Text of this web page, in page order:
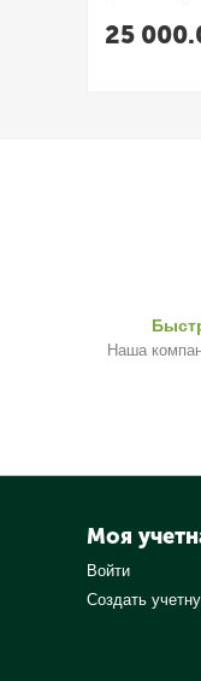
25
Наша
Моя
Войти
Создать